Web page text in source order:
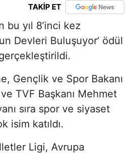
TAKİP ET
bu yıl 8’inci kez
Devleri Buluşuyor’ ödül
Gençlik ve Spor Bakanı
TVF Başkanı Mehmet
sıra spor ve siyaset
isim katıldı.
Ligi, Avrupa